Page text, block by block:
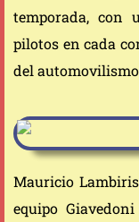
temporada, con
pilotos en cada
del
Mauricio
equipo